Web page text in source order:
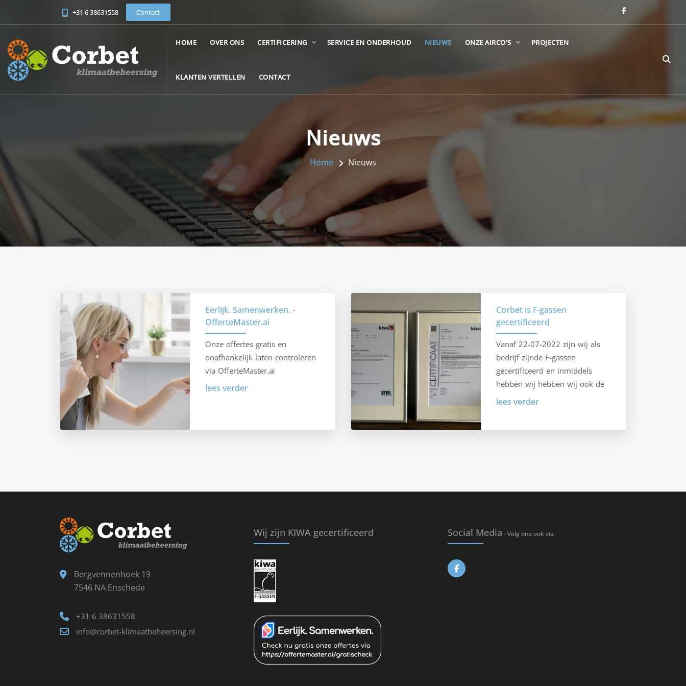
+31 6 38631558 Contact
HOME OVER ONS CERTIFICERING SERVICE EN ONDERHOUD NIEUWS ONZE AIRCO'S PROJECTEN
KLANTEN VERTELLEN CONTACT
Nieuws
Home Nieuws
Eerlijk. Samenwerken. -
OfferteMaster.ai
Onze offertes gratis en
onafhankelijk laten controleren
via OfferteMaster.ai
lees verder
Corbet is F-gassen
gecertificeerd
Vanaf 22-07-2022 zijn wij als
bedrijf zijnde F-gassen
gecertificeerd en inmiddels
hebben wij hebben wij ook de
certificaten mogen ontvangen!
lees verder
Bergvennenhoek 19
7546 NA Enschede
+31 6 38631558
info@corbet-klimaatbeheersing.nl
Wij zijn KIWA gecertificeerd Social Media - Volg ons ook via